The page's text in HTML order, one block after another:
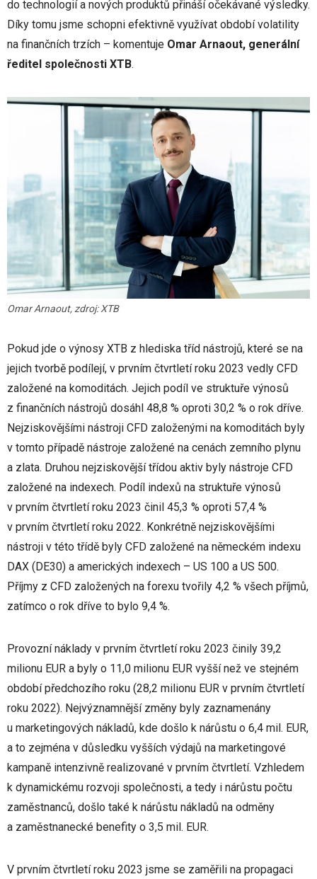
do technologií a nových produktů přináší očekávané výsledky.
Díky tomu jsme schopni efektivně využívat období volatility
na finančních trzích – komentuje Omar Arnaout, generální
ředitel společnosti XTB.
Omar Arnaout, zdroj: XTB
Pokud jde o výnosy XTB z hlediska tříd nástrojů, které se na
jejich tvorbě podílejí, v prvním čtvrtletí roku 2023 vedly CFD
založené na komoditách. Jejich podíl ve struktuře výnosů
z finančních nástrojů dosáhl 48,8 % oproti 30,2 % o rok dříve.
Nejziskovějšími nástroji CFD založenými na komoditách byly
v tomto případě nástroje založené na cenách zemního plynu
a zlata. Druhou nejziskovější třídou aktiv byly nástroje CFD
založené na indexech. Podíl indexů na struktuře výnosů
v prvním čtvrtletí roku 2023 činil 45,3 % oproti 57,4 %
v prvním čtvrtletí roku 2022. Konkrétně nejziskovějšími
nástroji v této třídě byly CFD založené na německém indexu
DAX (DE30) a amerických indexech – US 100 a US 500.
Příjmy z CFD založených na forexu tvořily 4,2 % všech příjmů,
zatímco o rok dříve to bylo 9,4 %.
Provozní náklady v prvním čtvrtletí roku 2023 činily 39,2
milionu EUR a byly o 11,0 milionu EUR vyšší než ve stejném
období předchozího roku (28,2 milionu EUR v prvním čtvrtletí
roku 2022). Nejvýznamnější změny byly zaznamenány
u marketingových nákladů, kde došlo k nárůstu o 6,4 mil. EUR,
a to zejména v důsledku vyšších výdajů na marketingové
kampaně intenzivně realizované v prvním čtvrtletí. Vzhledem
k dynamickému rozvoji společnosti, a tedy i nárůstu počtu
zaměstnanců, došlo také k nárůstu nákladů na odměny
a zaměstnanecké benefity o 3,5 mil. EUR.
V prvním čtvrtletí roku 2023 jsme se zaměřili na propagaci